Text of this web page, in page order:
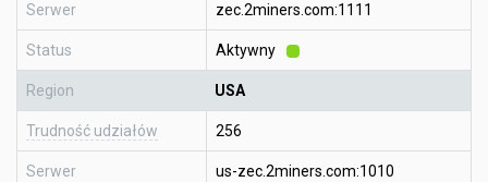
Serwer zec.2miners.com:1111
Status Aktywny
Region USA
Trudność udziałów 256
Serwer us-zec.2miners.com:1010